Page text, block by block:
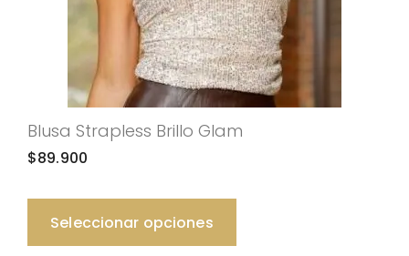
Blusa Strapless Brillo Glam
$89.900
Seleccionar opciones